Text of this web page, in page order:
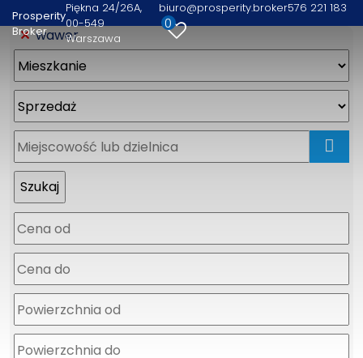
Prosperity
Broker
Piękna 24/26A
00-549
Warszawa
biuro@prosperity.broker576 221 183
0
wawer